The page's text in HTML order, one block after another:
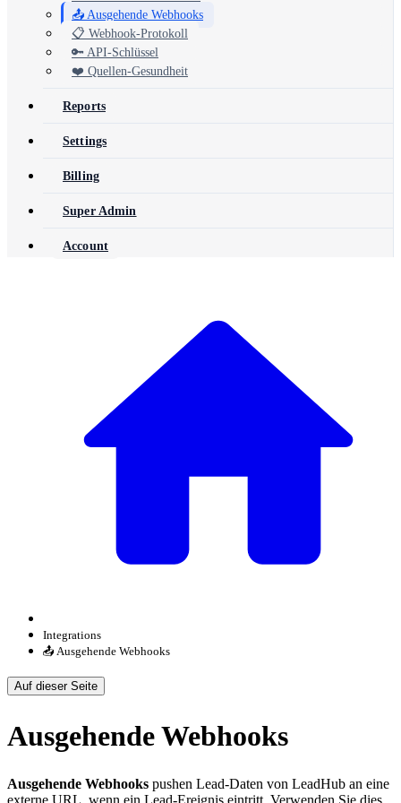
📤 Ausgehende Webhooks
📋 Webhook-Protokoll
🔑 API-Schlüssel
❤️ Quellen-Gesundheit
Reports
Settings
Billing
Super Admin
Account
Integrations
📤 Ausgehende Webhooks
Auf dieser Seite
Ausgehende Webhooks
Ausgehende Webhooks pushen Lead-Daten von LeadHub an eine
externe URL, wenn ein Lead-Ereignis eintritt. Verwenden Sie dies,